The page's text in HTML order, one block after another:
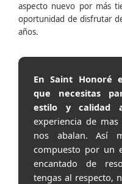
aspecto nuevo por más
oportunidad de disfrutar
años.
En Saint Honoré
que necesitas
estilo y calidad
experiencia de
nos abalan. Así
compuesto por un
encantado de
tengas al respecto,